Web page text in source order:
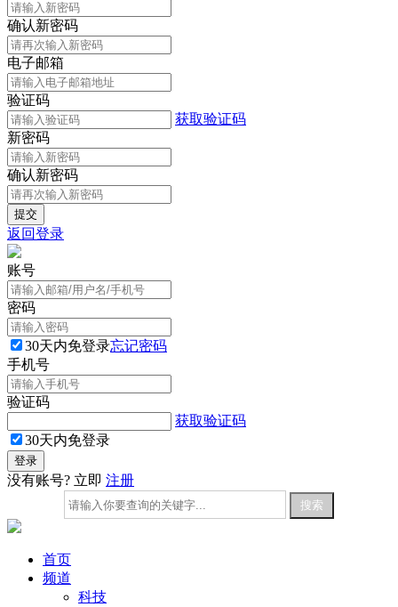
确认新密码
电子邮箱
验证码
获取验证码
新密码
确认新密码
返回登录
账号
密码
30天内免登录忘记密码
手机号
验证码
获取验证码
30天内免登录
没有账号? 立即 注册
首页
频道
科技